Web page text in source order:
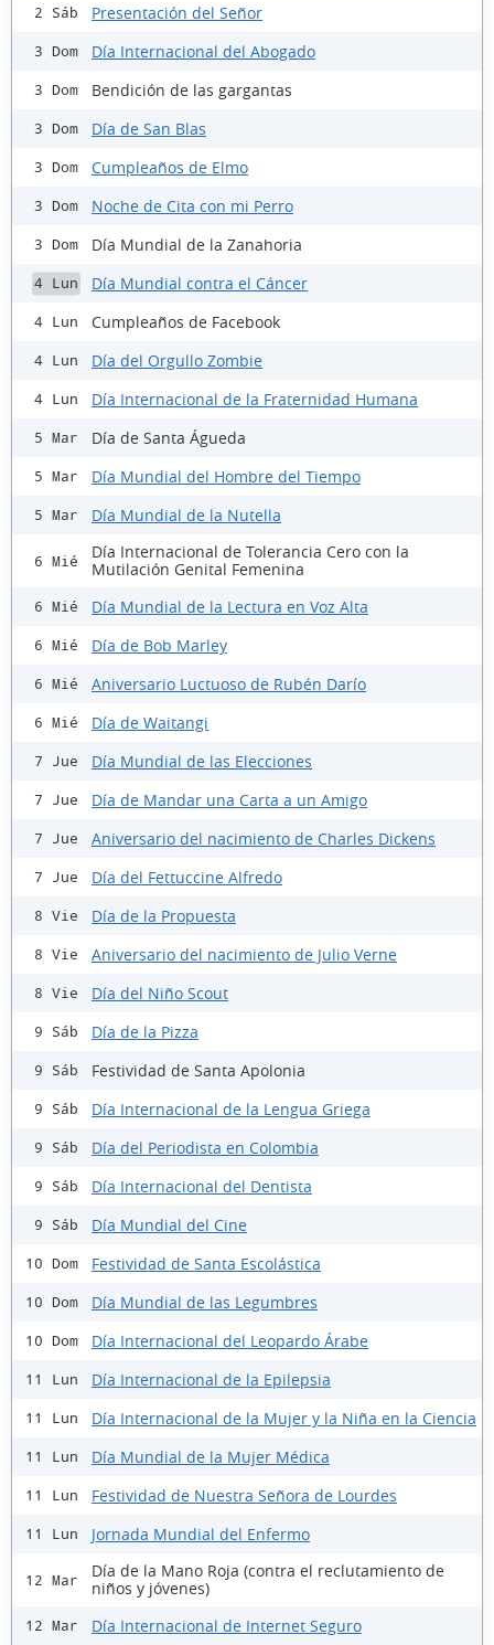
2 Sáb Presentación del Señor
3 Dom Día Internacional del Abogado
3 Dom Bendición de las gargantas
3 Dom Día de San Blas
3 Dom Cumpleaños de Elmo
3 Dom Noche de Cita con mi Perro
3 Dom Día Mundial de la Zanahoria
4 Lun Día Mundial contra el Cáncer
4 Lun Cumpleaños de Facebook
4 Lun Día del Orgullo Zombie
4 Lun Día Internacional de la Fraternidad Humana
5 Mar Día de Santa Águeda
5 Mar Día Mundial del Hombre del Tiempo
5 Mar Día Mundial de la Nutella
6 Mié
Día Internacional de Tolerancia Cero con la
Mutilación Genital Femenina
6 Mié Día Mundial de la Lectura en Voz Alta
6 Mié Día de Bob Marley
6 Mié Aniversario Luctuoso de Rubén Darío
6 Mié Día de Waitangi
7 Jue Día Mundial de las Elecciones
7 Jue Día de Mandar una Carta a un Amigo
7 Jue Aniversario del nacimiento de Charles Dickens
7 Jue Día del Fettuccine Alfredo
8 Vie Día de la Propuesta
8 Vie Aniversario del nacimiento de Julio Verne
8 Vie Día del Niño Scout
9 Sáb Día de la Pizza
9 Sáb Festividad de Santa Apolonia
9 Sáb Día Internacional de la Lengua Griega
9 Sáb Día del Periodista en Colombia
9 Sáb Día Internacional del Dentista
9 Sáb Día Mundial del Cine
10 Dom Festividad de Santa Escolástica
10 Dom Día Mundial de las Legumbres
10 Dom Día Internacional del Leopardo Árabe
11 Lun Día Internacional de la Epilepsia
11 Lun Día Internacional de la Mujer y la Niña en la Ciencia
11 Lun Día Mundial de la Mujer Médica
11 Lun Festividad de Nuestra Señora de Lourdes
11 Lun Jornada Mundial del Enfermo
12 Mar
Día de la Mano Roja (contra el reclutamiento de
niños y jóvenes)
12 Mar Día Internacional de Internet Seguro